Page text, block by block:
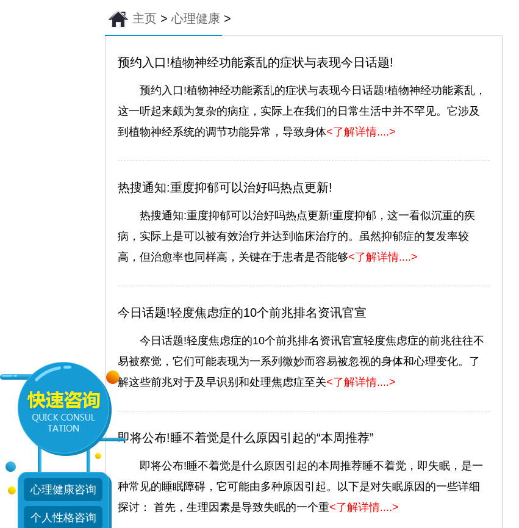
主页 >心理健康 >
预约入口!植物神经功能紊乱的症状与表现今日话题!
预约入口!植物神经功能紊乱的症状与表现今日话题!植物神经功能紊乱，
这一听起来颇为复杂的病症，实际上在我们的日常生活中并不罕见。它涉及
到植物神经系统的调节功能异常，导致身体<了解详情....>
热搜通知:重度抑郁可以治好吗热点更新!
热搜通知:重度抑郁可以治好吗热点更新!重度抑郁，这一看似沉重的疾
病，实际上是可以被有效治疗并达到临床治疗的。虽然抑郁症的复发率较
高，但治愈率也同样高，关键在于患者是否能够<了解详情....>
今日话题!轻度焦虑症的10个前兆排名资讯官宣
今日话题!轻度焦虑症的10个前兆排名资讯官宣轻度焦虑症的前兆往往不
易被察觉，它们可能表现为一系列微妙而容易被忽视的身体和心理变化。了
解这些前兆对于及早识别和处理焦虑症至关<了解详情....>
即将公布!睡不着觉是什么原因引起的“本周推荐”
即将公布!睡不着觉是什么原因引起的本周推荐睡不着觉，即失眠，是一
种常见的睡眠障碍，它可能由多种原因引起。以下是对失眠原因的一些详细
探讨： 首先，生理因素是导致失眠的一个重<了解详情....>
Dr.薛连花/主治医师
擅长：对失眠、抑郁症、焦虑症、恐惧
在线咨询 预约挂号
Dr.龙正来/心理咨询师
擅长：情感婚烟咨询，青春期叛逆、考
心理健康咨询
个人性格咨询